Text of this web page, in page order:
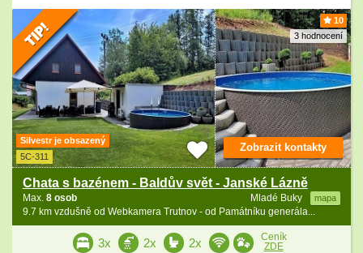
10
3 hodnocení
Silvestr je obsazený
5C-311
Chata s bazénem - Baldův svět - Janské Lázně
Mladé Buky mapa
Max. 8 osob
9.7 km vzdušně od Webkamera Trutnov - od Památníku generála...
Zobrazit kontakty
3x 2x 2x
Ceník
ZDE